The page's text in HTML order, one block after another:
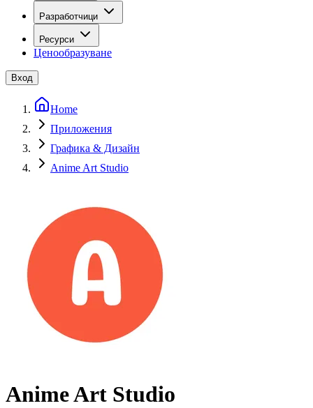
Разработчици
Ресурси
Ценообразуване
Вход
Home
Приложения
Графика & Дизайн
Anime Art Studio
Anime Art Studio